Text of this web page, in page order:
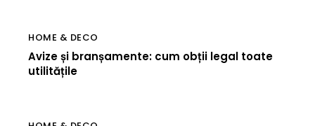
HOME & DECO
Avize și branșamente: cum obții legal toate
utilitățile